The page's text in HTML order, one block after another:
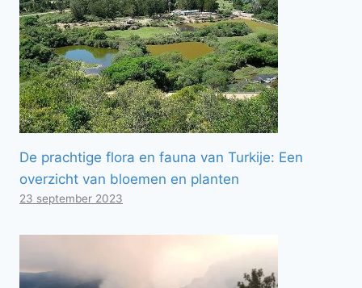
De prachtige flora en fauna van Turkije: Een
overzicht van bloemen en planten
23 september 2023